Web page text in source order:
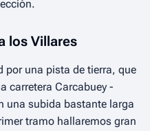
los Villares
por una pista de tierra, que
carretera Carcabuey -
una subida bastante larga
tramo hallaremos gran